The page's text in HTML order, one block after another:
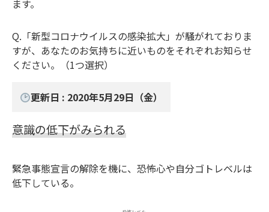
ます。
Q.「新型コロナウイルスの感染拡大」が騒がれておりま
すが、あなたのお気持ちに近いものをそれぞれお知らせ
ください。（1つ選択）
更新日 : 2020年5月29日（金）
意識の低下がみられる
緊急事態宣言の解除を機に、恐怖心や自分ゴトレベルは
低下している。